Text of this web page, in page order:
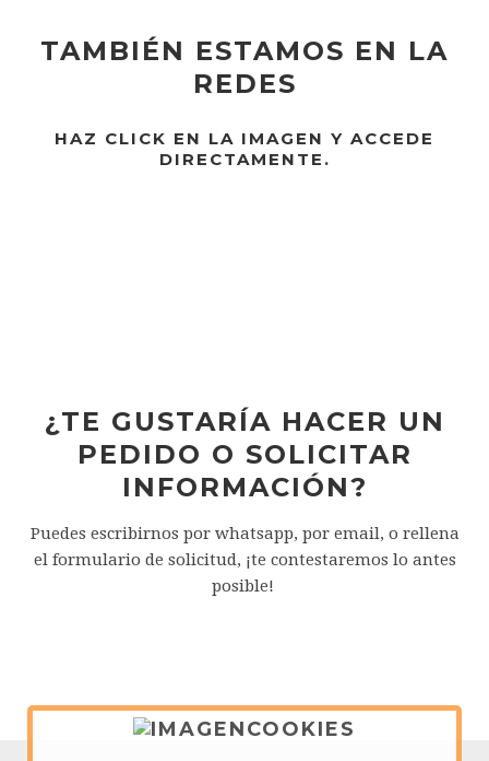
TAMBIÉN ESTAMOS EN LA
REDES
HAZ CLICK EN LA IMAGEN Y ACCEDE
DIRECTAMENTE.
¿TE GUSTARÍA HACER UN
PEDIDO O SOLICITAR
INFORMACIÓN?
Puedes escribirnos por whatsapp, por email, o rellena
el formulario de solicitud, ¡te contestaremos lo antes
posible!